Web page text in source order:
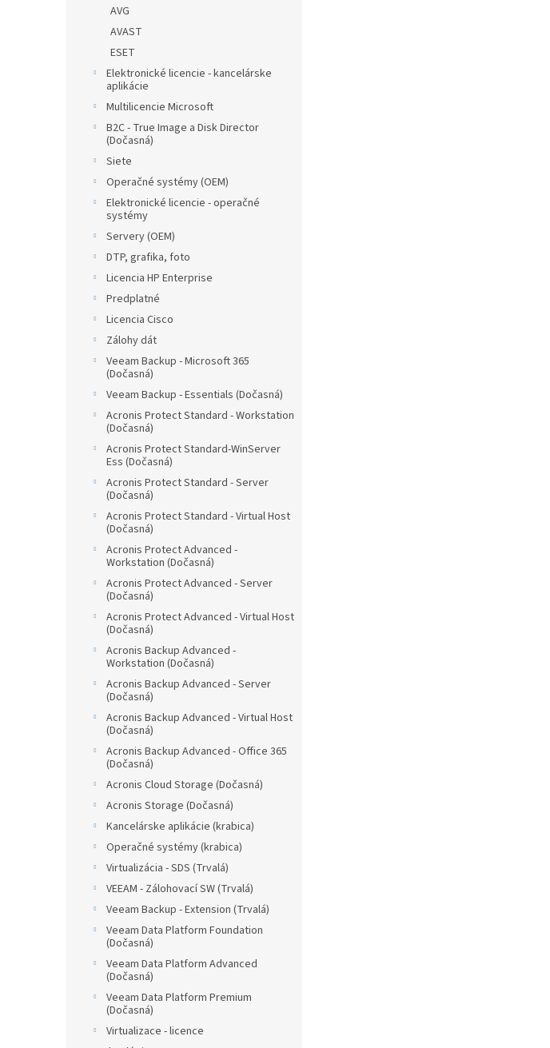
AVG
AVAST
ESET
Elektronické licencie - kancelárske
aplikácie
Multilicencie Microsoft
B2C - True Image a Disk Director
(Dočasná)
Siete
Operačné systémy (OEM)
Elektronické licencie - operačné
systémy
Servery (OEM)
DTP, grafika, foto
Licencia HP Enterprise
Predplatné
Licencia Cisco
Zálohy dát
Veeam Backup - Microsoft 365
(Dočasná)
Veeam Backup - Essentials (Dočasná)
Acronis Protect Standard - Workstation
(Dočasná)
Acronis Protect Standard-WinServer
Ess (Dočasná)
Acronis Protect Standard - Server
(Dočasná)
Acronis Protect Standard - Virtual Host
(Dočasná)
Acronis Protect Advanced -
Workstation (Dočasná)
Acronis Protect Advanced - Server
(Dočasná)
Acronis Protect Advanced - Virtual Host
(Dočasná)
Acronis Backup Advanced -
Workstation (Dočasná)
Acronis Backup Advanced - Server
(Dočasná)
Acronis Backup Advanced - Virtual Host
(Dočasná)
Acronis Backup Advanced - Office 365
(Dočasná)
Acronis Cloud Storage (Dočasná)
Acronis Storage (Dočasná)
Kancelárske aplikácie (krabica)
Operačné systémy (krabica)
Virtualizácia - SDS (Trvalá)
VEEAM - Zálohovací SW (Trvalá)
Veeam Backup - Extension (Trvalá)
Veeam Data Platform Foundation
(Dočasná)
Veeam Data Platform Advanced
(Dočasná)
Veeam Data Platform Premium
(Dočasná)
Virtualizace - licence